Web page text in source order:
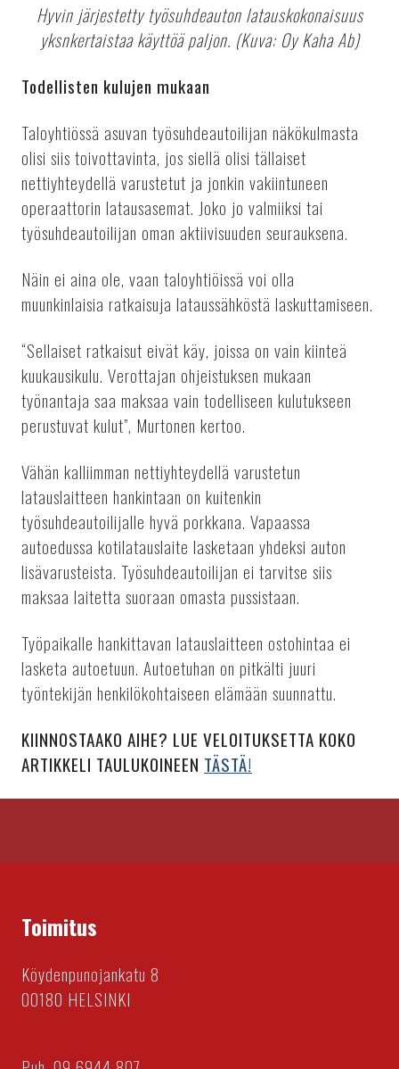
Hyvin järjestetty työsuhdeauton latauskokonaisuus
yksnkertaistaa käyttöä paljon. (Kuva: Oy Kaha Ab)
Todellisten kulujen mukaan
Taloyhtiössä asuvan työsuhdeautoilijan näkökulmasta
olisi siis toivottavinta, jos siellä olisi tällaiset
nettiyhteydellä varustetut ja jonkin vakiintuneen
operaattorin latausasemat. Joko jo valmiiksi tai
työsuhdeautoilijan oman aktiivisuuden seurauksena.
Näin ei aina ole, vaan taloyhtiöissä voi olla
muunkinlaisia ratkaisuja lataussähköstä laskuttamiseen.
“Sellaiset ratkaisut eivät käy, joissa on vain kiinteä
kuukausikulu. Verottajan ohjeistuksen mukaan
työnantaja saa maksaa vain todelliseen kulutukseen
perustuvat kulut”, Murtonen kertoo.
Vähän kalliimman nettiyhteydellä varustetun
latauslaitteen hankintaan on kuitenkin
työsuhdeautoilijalle hyvä porkkana. Vapaassa
autoedussa kotilatauslaite lasketaan yhdeksi auton
lisävarusteista. Työsuhdeautoilijan ei tarvitse siis
maksaa laitetta suoraan omasta pussistaan.
Työpaikalle hankittavan latauslaitteen ostohintaa ei
lasketa autoetuun. Autoetuhan on pitkälti juuri
työntekijän henkilökohtaiseen elämään suunnattu.
KIINNOSTAAKO AIHE? LUE VELOITUKSETTA KOKO
ARTIKKELI TAULUKOINEEN TÄSTÄ!
Toimitus
Köydenpunojankatu 8
00180 HELSINKI